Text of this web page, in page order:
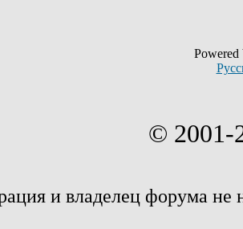
© 2001-
и владелец форума не